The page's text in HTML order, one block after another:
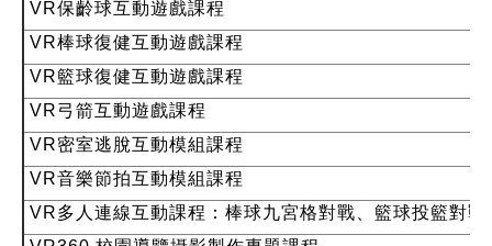
VR保齡球互動遊戲課程
VR棒球復健互動遊戲課程
VR籃球復健互動遊戲課程
VR弓箭互動遊戲課程
VR密室逃脫互動模組課程
VR音樂節拍互動模組課程
VR多人連線互動課程：棒球九宮格對戰、籃球投籃對戰